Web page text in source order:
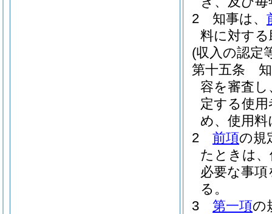
2
知事は、
料に対す
(収入の認定
第十五条
容を審査
定する使
め、使用
2
前項の規
たときは
必要な事
る。
3
第一項の